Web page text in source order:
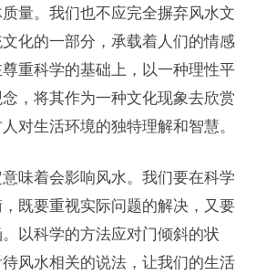
量。我们也不应完全摒弃风水文
化的一部分，承载着人们的情感
重科学的基础上，以一种理性平
，将其作为一种文化现象去欣赏
对生活环境的独特理解和智慧。
味着会影响风水。我们要在科学
既要重视实际问题的解决，又要
以科学的方法应对门倾斜的状
风水相关的说法，让我们的生活